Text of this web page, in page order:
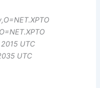
UTC
UTC